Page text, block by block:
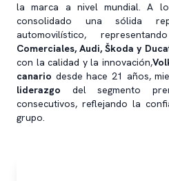
la marca a nivel mundial. A
consolidado una sólida
automovilístico,
Comerciales, Audi, Škoda y
con la calidad y la innovación,
canario desde hace 21 años,
liderazgo del segmento
consecutivos, reflejando la
grupo.